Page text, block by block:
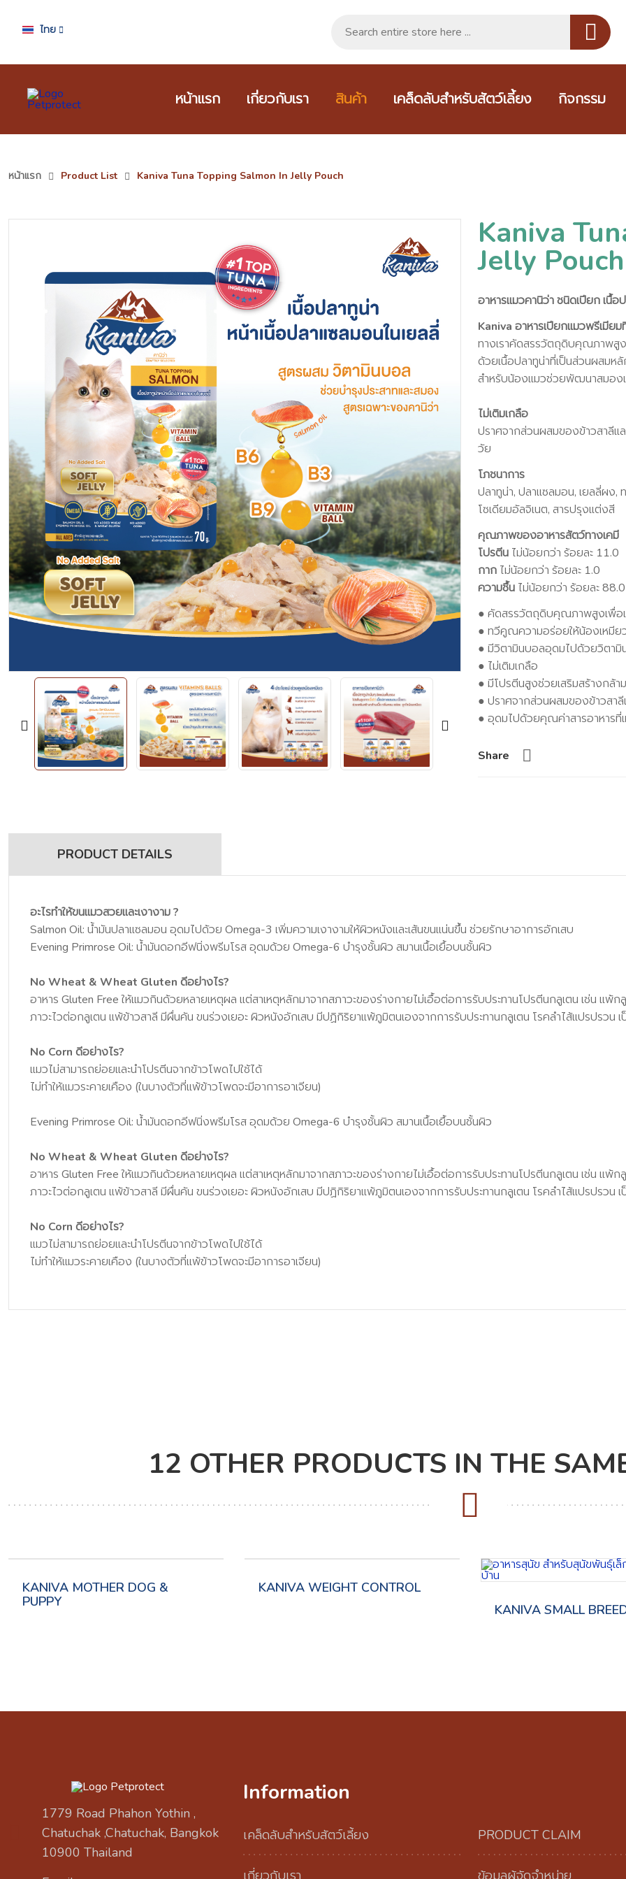
ไทย
หน้าแรก เกี่ยวกับเรา สินค้า เคล็ดลับสำหรับสัตว์เลี้ยง กิจกรรม
หน้าแรก Product List Kaniva Tuna Topping Salmon In Jelly Pouch
Kaniva
Jelly Pouch
อาหารแมวคานิว่า ชนิดเปียก เนื้อ
Kaniva อาหารเปียกแมวพรีเมี
ทางเราคัดสรรวัตถุดิบคุณภาพสู
ด้วยเนื้อปลาทูน่าที่เป็นส่วนผสมห
สำหรับน้องแมวช่วยพัฒนาสมอง
ไม่เติมเกลือ
ปราศจากส่วนผสมของข้าวสาลีแ
วัย
โภชนาการ
ปลาทูน่า, ปลาแซลมอน, เยลลี่ผง,
โซเดียมอัลจิเนต, สารปรุงแต่งสี
คุณภาพของอาหารสัตว์ทางเคมี
โปรตีน ไม่น้อยกว่า ร้อยละ 11.0
กาก ไม่น้อยกว่า ร้อยละ 1.0
ความชื้น ไม่น้อยกว่า ร้อยละ 88.0
● คัดสรรวัตถุดิบคุณภาพสูงเพื่อ
● ทวีคูณความอร่อยให้น้องเหมีย
● มีวิตามินบอลอุดมไปด้วยวิตา
● ไม่เติมเกลือ
● มีโปรตีนสูงช่วยเสริมสร้างกล้า
● ปราศจากส่วนผสมของข้าวสาลี
● อุดมไปด้วยคุณค่าสารอาหารที่
Share
PRODUCT DETAILS
อะไรทำให้ขนแมวสวยและเงางาม ?
Salmon Oil: น้ำมันปลาแซลมอน อุดมไปด้วย Omega-3 เพิ่มความเงางามให้ผิวหนังและเส้นขนแน่นขึ้น ช่วยรักษาอาการอักเสบ
Evening Primrose Oil: น้ำมันดอกอีฟนิ่งพรีมโรส อุดมด้วย Omega-6 บำรุงชั้นผิว สมานเนื้อเยื้อบนชั้นผิว
No Wheat & Wheat Gluten ดีอย่างไร?
อาหาร Gluten Free ให้แมวกินด้วยหลายเหตุผล แต่สาเหตุหลักมาจากสภาวะของร่างกายไม่เอื้อต่อการรับประทานโปรตีนกลูเตน เช่น แพ้ก
ภาวะไวต่อกลูเตน แพ้ข้าวสาลี มีผื่นคัน ขนร่วงเยอะ ผิวหนังอักเสบ มีปฏิกิริยาแพ้ภูมิตนเองจากการรับประทานกลูเตน โรคลำไส้แปรปรวน เ
No Corn ดีอย่างไร?
แมวไม่สามารถย่อยและนำโปรตีนจากข้าวโพดไปใช้ได้
ไม่ทำให้แมวระคายเคือง (ในบางตัวที่แพ้ข้าวโพดจะมีอาการอาเจียน)
Evening Primrose Oil: น้ำมันดอกอีฟนิ่งพรีมโรส อุดมด้วย Omega-6 บำรุงชั้นผิว สมานเนื้อเยื้อบนชั้นผิว
No Wheat & Wheat Gluten ดีอย่างไร?
อาหาร Gluten Free ให้แมวกินด้วยหลายเหตุผล แต่สาเหตุหลักมาจากสภาวะของร่างกายไม่เอื้อต่อการรับประทานโปรตีนกลูเตน เช่น แพ้ก
ภาวะไวต่อกลูเตน แพ้ข้าวสาลี มีผื่นคัน ขนร่วงเยอะ ผิวหนังอักเสบ มีปฏิกิริยาแพ้ภูมิตนเองจากการรับประทานกลูเตน โรคลำไส้แปรปรวน เ
No Corn ดีอย่างไร?
แมวไม่สามารถย่อยและนำโปรตีนจากข้าวโพดไปใช้ได้
ไม่ทำให้แมวระคายเคือง (ในบางตัวที่แพ้ข้าวโพดจะมีอาการอาเจียน)
12 OTHER PRODUCTS IN THE
KANIVA MOTHER DOG &
PUPPY
KANIVA WEIGHT CONTROL
KANIVA SMALL
1779 Road Phahon Yothin ,
Chatuchak ,Chatuchak, Bangkok
10900 Thailand
Information
เคล็ดลับสำหรับสัตว์เลี้ยง
เกี่ยวกับเรา
PRODUCT CLAIM
ข้อมูลผู้จัดจำหน่าย